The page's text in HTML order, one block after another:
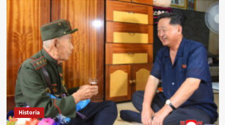
Historia